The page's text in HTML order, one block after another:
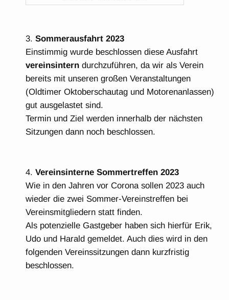
Sommerausfahrt 2023
Einstimmig wurde beschlossen diese Ausfahrt
vereinsintern durchzuführen, da wir als Verein
bereits mit unseren großen Veranstaltungen
(Oldtimer Oktoberschautag und Motorenanlassen)
gut ausgelastet sind.
Termin und Ziel werden innerhalb der nächsten
Sitzungen dann noch beschlossen.
Vereinsinterne Sommertreffen 2023
Wie in den Jahren vor Corona sollen 2023 auch
wieder die zwei Sommer-Vereinstreffen bei
Vereinsmitgliedern statt finden.
Als potenzielle Gastgeber haben sich hierfür Erik,
Udo und Harald gemeldet. Auch dies wird in den
folgenden Vereinssitzungen dann kurzfristig
beschlossen.